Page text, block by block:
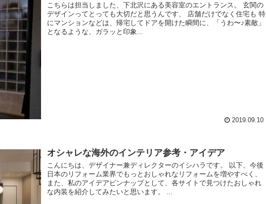
こちらは担当しました、下北沢にある美容室のエントランス。 玄関の
デザインってとっても大切だと思うんです、 店舗だけでなく住宅も 特
にマンションなどは、帰宅してドアを開けた瞬間に、「うわ〜♪素敵」
となるような、ガラッと印象...
2019.09.10
オシャレな海外のインテリア参考・アイデア
こんにちは、デザイナー兼ディレクターのイシハラです。 以下、今後
日本のリフォーム業界でもっとおしゃれなリフォームを増やすべく、
また、私のアイデアピンナップとして、各サイトで見つけたおしゃれ
な内装を紹介してみたいと思います。 ...